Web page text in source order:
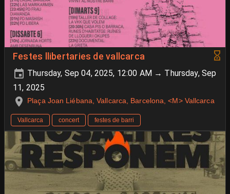
Festes llibertaries de vallcarca
Thursday, Sep 04, 2025, 12:00 AM → Thursday, Sep
11, 2025
Plaça Joan Liébana, Vallcarca, Barcelona, <M> Vallcarca
Vallcarca concert festes de barri